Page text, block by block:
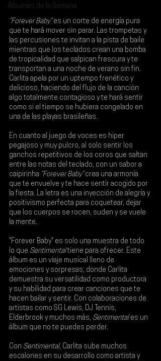
Álbumes de la Semana
“Forever Baby” es un corte de energía pura
que te hará mover sin parar. Las trompetas y
las percusiones te invitan a la pista de baile
mientras que los teclados crean una bomba
de tropicalidad que salpican frescura y te
transportan a una noche de verano sin fin.
Carlita apela por un uptempo frenético y
delicioso, haciendo del flujo de la canción
algo totalmente contagioso y te hará sentir
como si el tiempo se hubiera congelado en
una de las playas brasileñas.
En cuanto al juego de voces es hiper
pegajoso y muy pulcro, al solo sentir los
ganchos repetitivos de los coros que saltan
entre las notas del teclado, con un sabor a
caipirinha “Forever Baby” crea una armonía
que te envuelve y te hace sentir acogido por
la fiesta. La letra es una inyección de alegría y
positivismo perfecta para coquetear, dejar
que los cuerpos se rocen, suden y se vuele
la mente.
"Forever Baby" es solo una muestra de todo
lo que Sentimental tiene para ofrecer. Este
álbum es un viaje musical lleno de
emociones y sorpresas, donde Carlita
demuestra su versatilidad como productora
y su habilidad para crear canciones que te
hacen bailar y sentir. Con colaboraciones de
artistas como SG Lewis, DJ Tennis,
Elderbrook y muchos más, Sentimental es un
álbum que no te puedes perder.
Con Sentimental, Carlita sube muchos
escalones en su desarrollo como artista y